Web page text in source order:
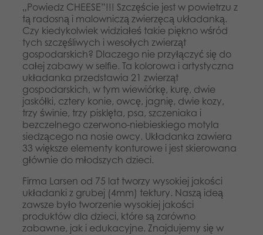
„Powiedz CHEESE”!!! Szczęście jest w powietrzu z
tą radosną i malowniczą zwierzęcą układanką.
Czy kiedykolwiek widziałeś takie piękno wśród
tych szczęśliwych i wesołych zwierząt
gospodarskich? Dlaczego nie przyłączyć się do
całej zabawy w selfie. Ta kolorowa i artystyczna
układanka przedstawia 21 zwierząt
gospodarskich, w tym wiewiórkę, kurę, dwie
jaskółki, cztery konie, owcę, jagnię, dwie kozy,
trzy świnie, trzy pisklęta, psa, szczeniaka i
bezczelnego czerwono-niebieskiego motyla
siedzącego na nosie owcy. Układanka zawiera
33 większe elementy konturowe i jest skierowana
głównie do młodszych dzieci.
Firma Larsen od 75 lat tworzy wysokiej jakości
układanki z grubej (4mm) tektury. Naszą ideą
zawsze było tworzenie wysokiej jakości
produktów dla dzieci, które są zarówno
zabawne, jak i edukacyjne. Znajdujemy się w